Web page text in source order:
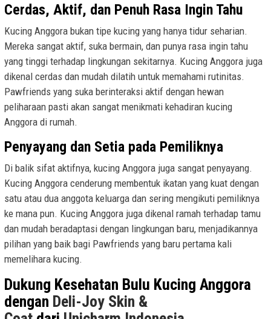
Cerdas, Aktif, dan Penuh Rasa Ingin Tahu
Kucing Anggora bukan tipe kucing yang hanya tidur seharian.
Mereka sangat aktif, suka bermain, dan punya rasa ingin tahu
yang tinggi terhadap lingkungan sekitarnya. Kucing Anggora juga
dikenal cerdas dan mudah dilatih untuk memahami rutinitas.
Pawfriends yang suka berinteraksi aktif dengan hewan
peliharaan pasti akan sangat menikmati kehadiran kucing
Anggora di rumah.
Penyayang dan Setia pada Pemiliknya
Di balik sifat aktifnya, kucing Anggora juga sangat penyayang.
Kucing Anggora cenderung membentuk ikatan yang kuat dengan
satu atau dua anggota keluarga dan sering mengikuti pemiliknya
ke mana pun. Kucing Anggora juga dikenal ramah terhadap tamu
dan mudah beradaptasi dengan lingkungan baru, menjadikannya
pilihan yang baik bagi Pawfriends yang baru pertama kali
memelihara kucing.
Dukung Kesehatan Bulu Kucing Anggora
dengan Deli-Joy Skin &